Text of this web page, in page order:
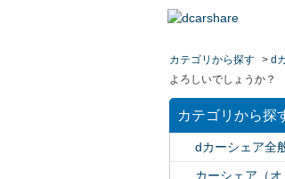
カテゴリから探す > d
よろしいでしょうか？
カテゴリから探
dカーシェア全
カーシェア（